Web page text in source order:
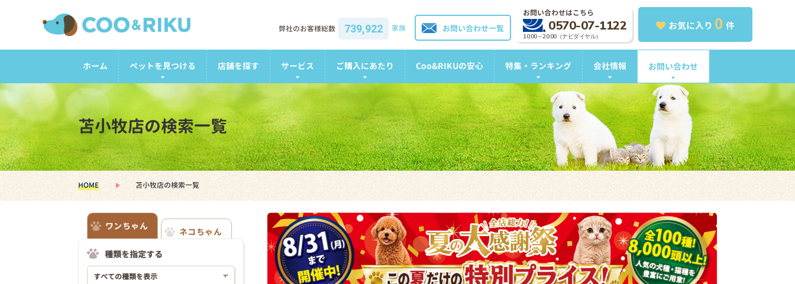
お気に入り 0 件
お問い合わせはこちら
0570-07-1122
10:00～20:00（ナビダイヤル）
お問い合わせ一覧
弊社のお客様総数 739,922 家族
ホーム ペットを見つける 店舗を探す サービス ご購入にあたり Coo&RIKUの安心 特集・ランキング 会社情報 お問い合わせ
苫小牧店の検索一覧
HOME 苫小牧店の検索一覧
ワンちゃん
ネコちゃん
種類を指定する